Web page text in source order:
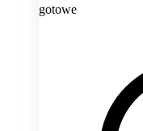
gotowe